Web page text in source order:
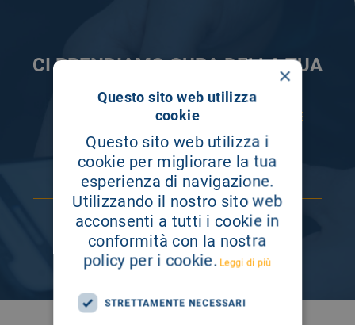
CI PRENDIAMO CURA DELLA TUA
INFORMAZIONE
ISCRIVITI AI NOSTRI CANALI PER RESTARE
×
Questo sito web utilizza
cookie
Questo sito web utilizza i
cookie per migliorare la tua
esperienza di navigazione.
Utilizzando il nostro sito web
acconsenti a tutti i cookie in
conformità con la nostra
policy per i cookie. Leggi di più
STRETTAMENTE NECESSARI